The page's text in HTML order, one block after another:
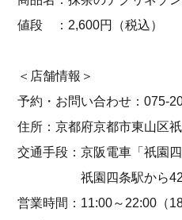
値段 ：2,600円（税込）
＜店舗情報＞
予約・お問い合わせ：075-
住所：京都府京都市東山区
交通手段：京阪電車「祇園
祇園四条駅から
営業時間：11:00～22:00（